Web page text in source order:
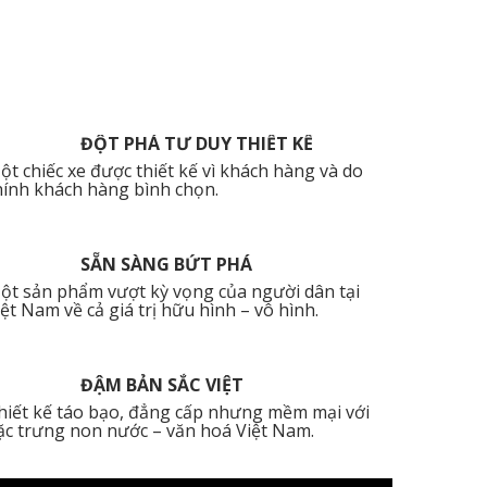
ĐỘT PHÁ TƯ DUY THIẾT KẾ
chiếc xe được thiết kế vì khách hàng và do
khách hàng bình chọn.
SẴN SÀNG BỨT PHÁ
sản phẩm vượt kỳ vọng của người dân tại
Nam về cả giá trị hữu hình – vô hình.
ĐẬM BẢN SẮC VIỆT
kế táo bạo, đẳng cấp nhưng mềm mại với
trưng non nước – văn hoá Việt Nam.